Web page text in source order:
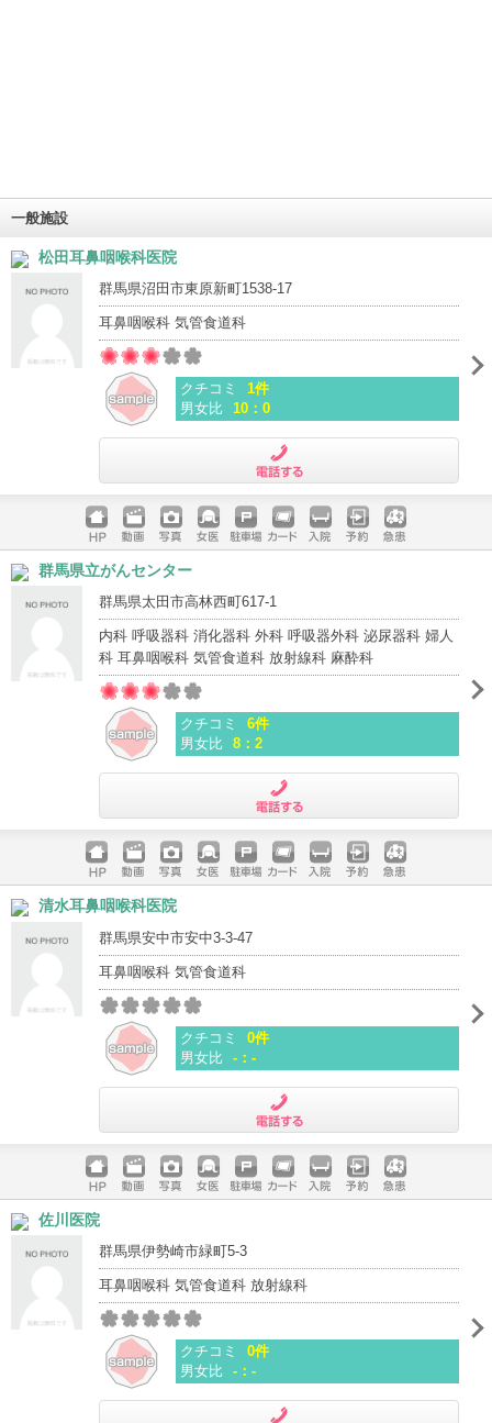
一般施設
松田耳鼻咽喉科医院
群馬県沼田市東原新町1538-17
耳鼻咽喉科 気管食道科
クチコミ
1件
男女比 10：0
ホームペ
ージ
動画 写真 女医 駐車場
クレジッ
入院 予約 急患
群馬県立がんセンター
群馬県太田市高林西町617-1
内科 呼吸器科 消化器科 外科 呼吸器外科 泌尿器科 婦人
科 耳鼻咽喉科 気管食道科 放射線科 麻酔科
クチコミ
6件
男女比 8：2
ホームペ
ージ
動画 写真 女医 駐車場
クレジッ
入院 予約 急患
清水耳鼻咽喉科医院
群馬県安中市安中3-3-47
耳鼻咽喉科 気管食道科
クチコミ
0件
男女比 -：-
ホームペ
ージ
動画 写真 女医 駐車場
クレジッ
入院 予約 急患
佐川医院
群馬県伊勢崎市緑町5-3
耳鼻咽喉科 気管食道科 放射線科
クチコミ
0件
男女比 -：-